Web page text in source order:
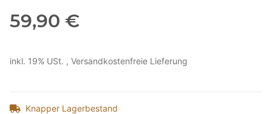
59,90 €
inkl. 19% USt. , Versandkostenfreie Lieferung
Knapper Lagerbestand